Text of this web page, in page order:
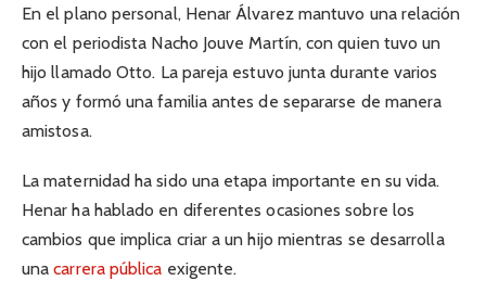
En el plano personal, Henar Álvarez mantuvo una relación
con el periodista Nacho Jouve Martín, con quien tuvo un
hijo llamado Otto. La pareja estuvo junta durante varios
años y formó una familia antes de separarse de manera
amistosa.
La maternidad ha sido una etapa importante en su vida.
Henar ha hablado en diferentes ocasiones sobre los
cambios que implica criar a un hijo mientras se desarrolla
unacarrera pública exigente.